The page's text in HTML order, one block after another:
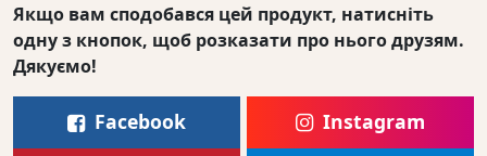
Якщо вам сподобався цей продукт, натисніть
одну з кнопок, щоб розказати про нього друзям.
Дякуємо!
Facebook
Instagram